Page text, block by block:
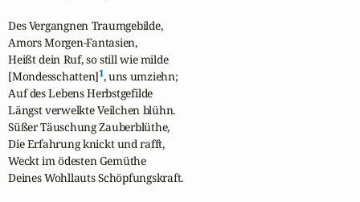
Des Vergangnen Traumgebilde,
Amors Morgen-Fantasien,
Heißt dein Ruf, so still wie milde
[Mondesschatten]1, uns umziehn;
Auf des Lebens Herbstgefilde
Längst verwelkte Veilchen blühn.
Süßer Täuschung Zauberblüthe,
Die Erfahrung knickt und rafft,
Weckt im ödesten Gemüthe
Deines Wohllauts Schöpfungskraft.